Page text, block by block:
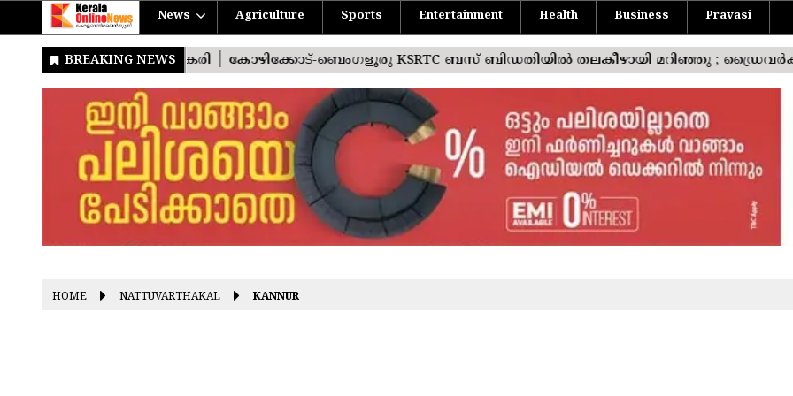
News Agriculture Sports Entertainment Health Business Pravasi
HOME NATTUVARTHAKAL KANNUR